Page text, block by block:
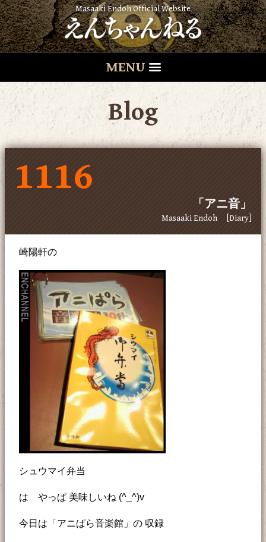
Masaaki Endoh Official Website
MENU
Blog
1116
「アニ音」
Masaaki Endoh [Diary]
崎陽軒の
シュウマイ弁当
は やっぱ 美味しいね (^_^)v
今日は「アニぱら音楽館」の 収録